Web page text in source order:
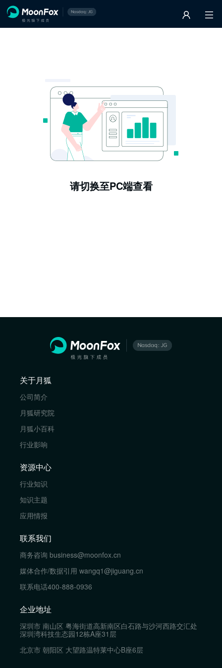
请切换至PC端查看
关于月狐
公司简介
月狐研究院
月狐小百科
行业影响
资源中心
行业知识
知识主题
应用情报
联系我们
商务咨询 business@moonfox.cn
媒体合作/数据引用 wangq1@jiguang.cn
联系电话400-888-0936
企业地址
深圳市 南山区 粤海街道高新南区白石路与沙河西路交汇处
深圳湾科技生态园12栋A座31层
北京市 朝阳区 大望路温特莱中心B座6层